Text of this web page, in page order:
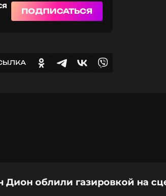
ПОДПИСАТЬСЯ
облили газировкой на